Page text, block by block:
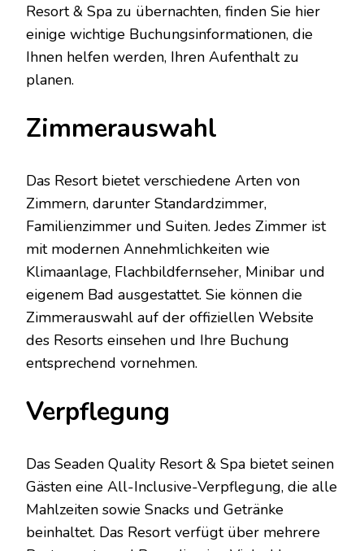
Resort & Spa zu übernachten, finden Sie hier
einige wichtige Buchungsinformationen, die
Ihnen helfen werden, Ihren Aufenthalt zu
planen.
Zimmerauswahl
Das Resort bietet verschiedene Arten von
Zimmern, darunter Standardzimmer,
Familienzimmer und Suiten. Jedes Zimmer ist
mit modernen Annehmlichkeiten wie
Klimaanlage, Flachbildfernseher, Minibar und
eigenem Bad ausgestattet. Sie können die
Zimmerauswahl auf der offiziellen Website
des Resorts einsehen und Ihre Buchung
entsprechend vornehmen.
Verpflegung
Das Seaden Quality Resort & Spa bietet seinen
Gästen eine All-Inclusive-Verpflegung, die alle
Mahlzeiten sowie Snacks und Getränke
beinhaltet. Das Resort verfügt über mehrere